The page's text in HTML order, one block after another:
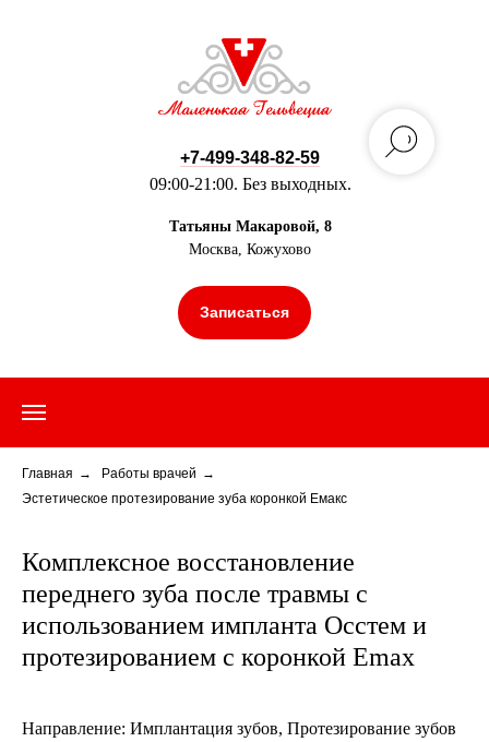
+7-499-348-82-59
09:00-21:00. Без выходных.
Татьяны Макаровой, 8
Москва, Кожухово
Записаться
Главная → Работы врачей →
Эстетическое протезирование зуба коронкой Емакс
Комплексное восстановление
переднего зуба после травмы с
использованием импланта Осстем и
протезированием с коронкой Emax
Направление: Имплантация зубов, Протезирование зубов